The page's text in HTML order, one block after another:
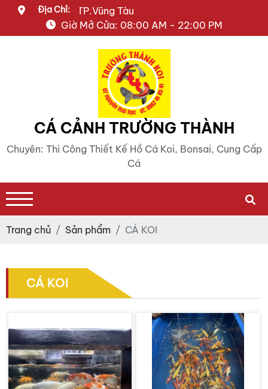
Địa Chỉ:
Học, P.7, TP.Vũng Tàu
Giờ Mở Cửa: 08:00 AM - 22:00 PM
CÁ CẢNH TRƯỜNG THÀNH
Chuyên: Thi Công Thiết Kế Hồ Cá Koi, Bonsai, Cung Cấp
Cá
Trang chủ Sản phẩm CÁ KOI
CÁ KOI